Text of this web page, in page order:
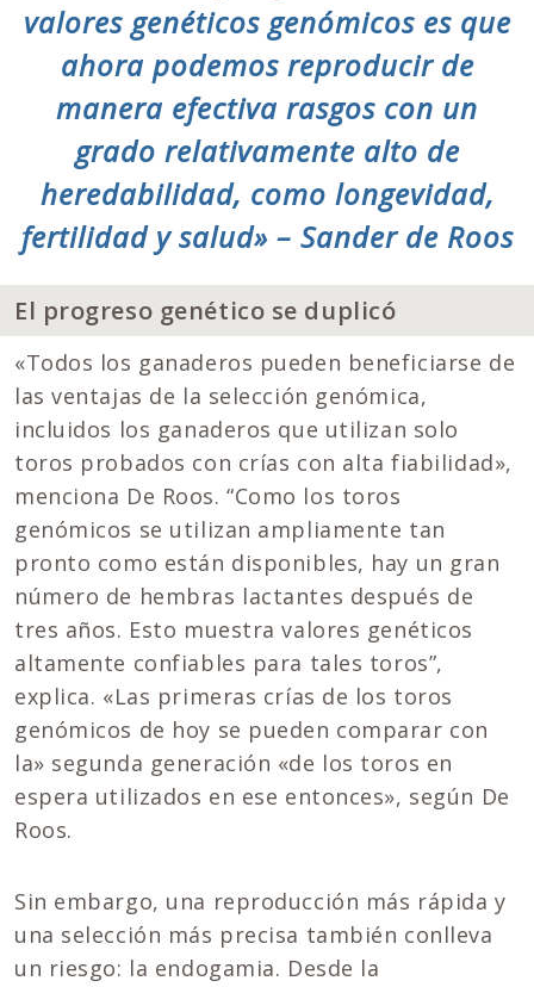
valores genéticos genómicos es que
ahora podemos reproducir de
manera efectiva rasgos con un
grado relativamente alto de
heredabilidad, como longevidad,
fertilidad y salud» – Sander de Roos
El progreso genético se duplicó
«Todos los ganaderos pueden beneficiarse de
las ventajas de la selección genómica,
incluidos los ganaderos que utilizan solo
toros probados con crías con alta fiabilidad»,
menciona De Roos. “Como los toros
genómicos se utilizan ampliamente tan
pronto como están disponibles, hay un gran
número de hembras lactantes después de
tres años. Esto muestra valores genéticos
altamente confiables para tales toros”,
explica. «Las primeras crías de los toros
genómicos de hoy se pueden comparar con
la» segunda generación «de los toros en
espera utilizados en ese entonces», según De
Roos.
Sin embargo, una reproducción más rápida y
una selección más precisa también conlleva
un riesgo: la endogamia. Desde la